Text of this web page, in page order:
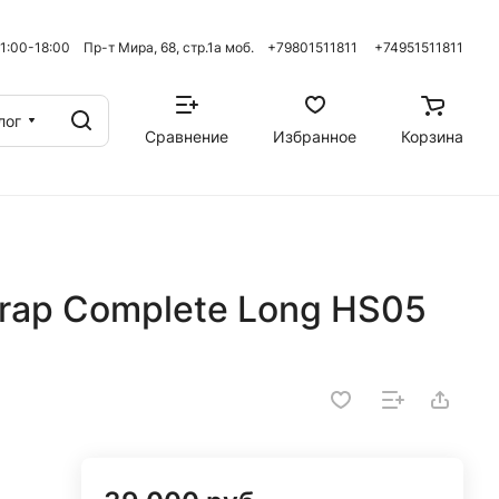
18:00 Пр-т Мира, 68, стр.1а моб. +79801511811 +74951511811
Сравнение
Избранное Корзина
Complete Long HS05